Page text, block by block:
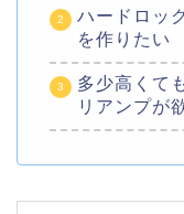
ハードロッ
を作りたい
多少高くて
リアンプが